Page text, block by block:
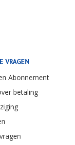
VRAGEN
Abonnement
betaling